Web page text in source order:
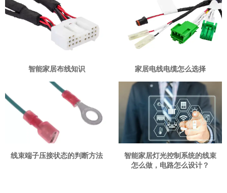
智能家居布线知识 家居电线电缆怎么选择
线束端子压接状态的判断方法
智能家居灯光控制系统的线束
怎么做，电路怎么设计？